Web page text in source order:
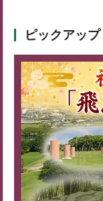
ピックアップ